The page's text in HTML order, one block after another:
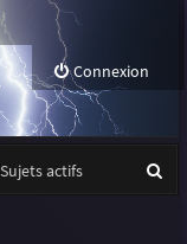
Connexion
Sujets actifs